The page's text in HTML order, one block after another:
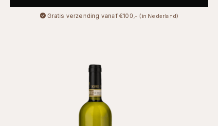
Gratis verzending vanaf €100,- (in Nederland)